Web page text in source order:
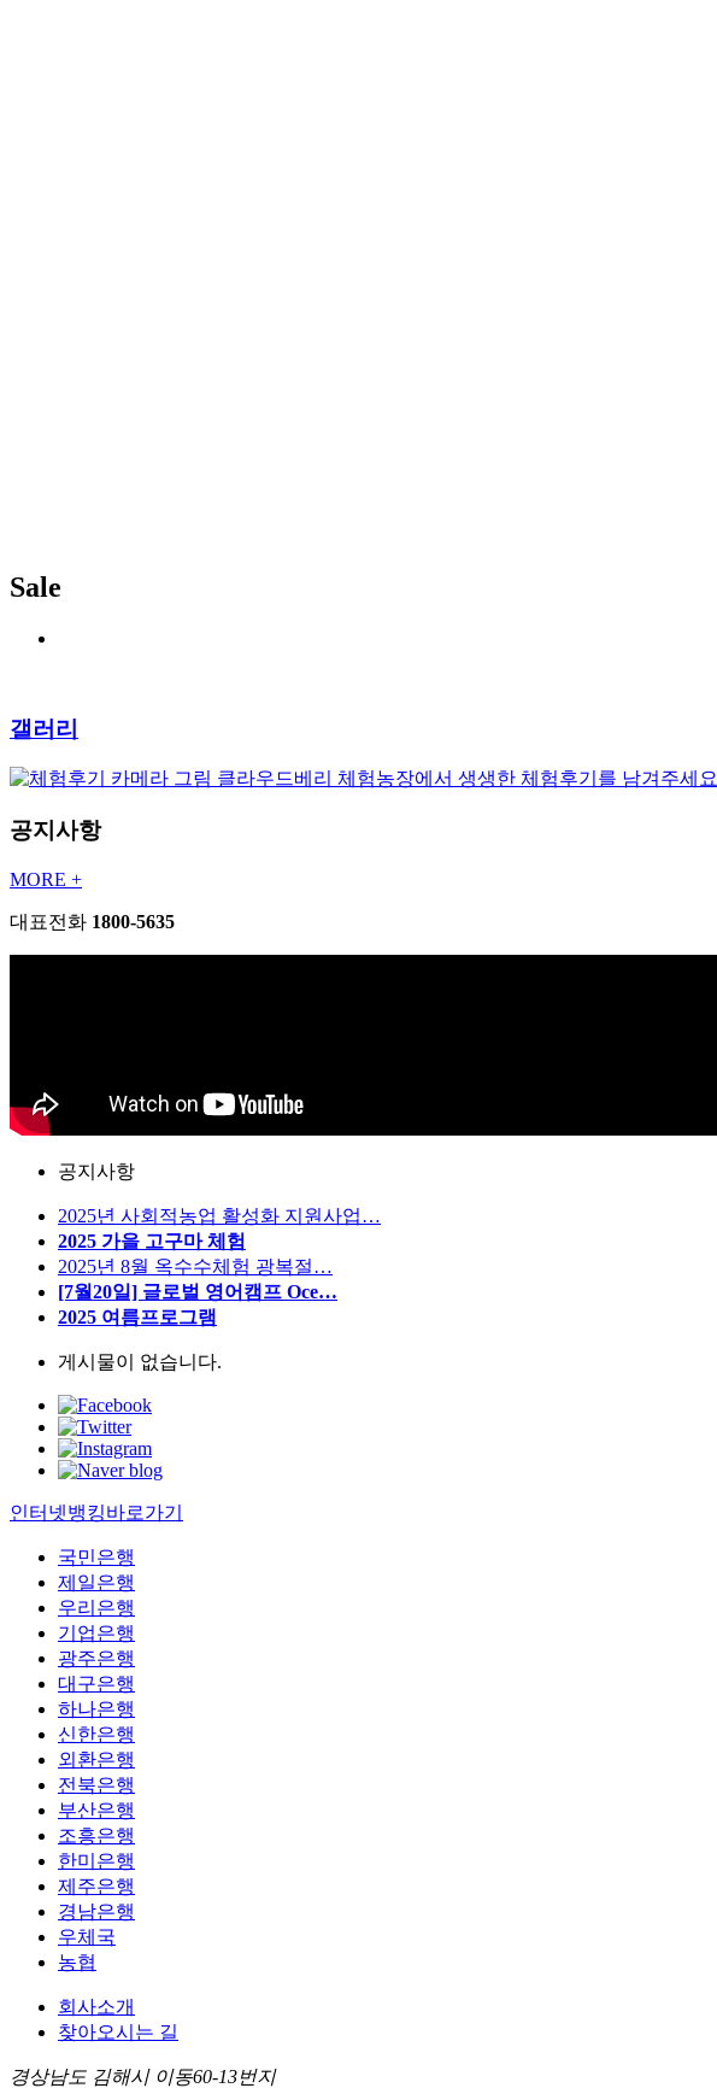
Sale
갤러리
클라우드베리 체험농장에서 생생한 체험후기를 남겨주세요
공지사항
MORE +
대표전화 1800-5635
공지사항
2025년 사회적농업 활성화 지원사업…
2025 가을 고구마 체험
2025년 8월 옥수수체험 광복절…
[7월20일] 글로벌 영어캠프 Oce…
2025 여름프로그램
게시물이 없습니다.
인터넷뱅킹바로가기
국민은행
제일은행
우리은행
기업은행
광주은행
대구은행
하나은행
신한은행
외환은행
전북은행
부산은행
조흥은행
한미은행
제주은행
경남은행
우체국
농협
회사소개
찾아오시는 길
경상남도 김해시 이동60-13번지